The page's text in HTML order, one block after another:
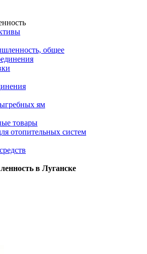
общее
ям
товары
отопительных систем
в Луганске